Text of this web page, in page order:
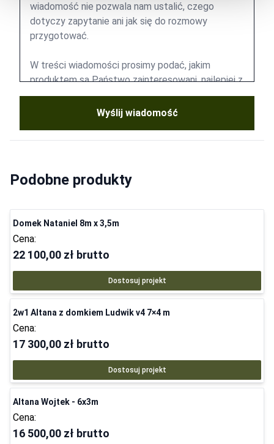
Wyślij wiadomość
Podobne produkty
Domek Nataniel 8m x 3,5m
Cena:
22 100,00 zł brutto
Dostosuj projekt
2w1 Altana z domkiem Ludwik v4 7×4 m
Cena:
17 300,00 zł brutto
Dostosuj projekt
Altana Wojtek - 6x3m
Cena:
16 500,00 zł brutto